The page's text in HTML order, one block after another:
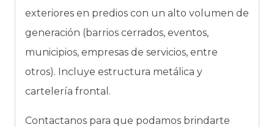
exteriores en predios con un alto volumen de
generación (barrios cerrados, eventos,
municipios, empresas de servicios, entre
otros). Incluye estructura metálica y
cartelería frontal.
Contactanos para que podamos brindarte